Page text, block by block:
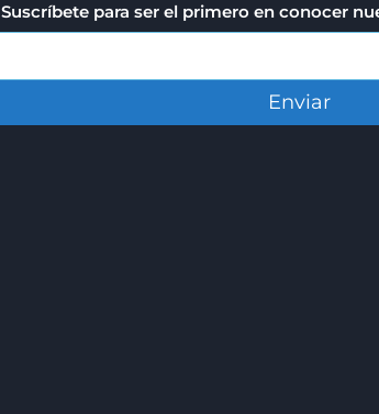
Suscríbete para ser el primero en conocer
Enviar